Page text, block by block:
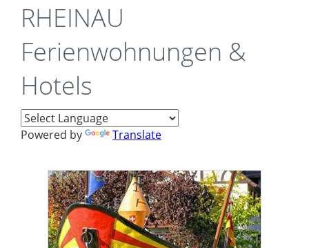
RHEINAU
Ferienwohnungen &
Hotels
Powered by Translate